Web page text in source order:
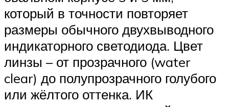
который в точности повторяет
размеры обычного двухвыводного
индикаторного светодиода. Цвет
линзы – от прозрачного (water
clear) до полупрозрачного голубого
или жёлтого оттенка. ИК